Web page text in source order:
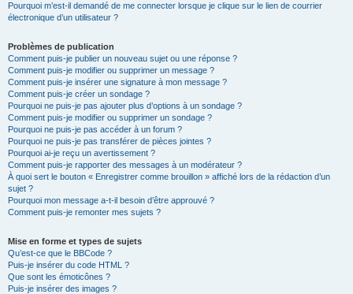
Pourquoi m’est-il demandé de me connecter lorsque je clique sur le lien de courrier
électronique d’un utilisateur ?
Problèmes de publication
Comment puis-je publier un nouveau sujet ou une réponse ?
Comment puis-je modifier ou supprimer un message ?
Comment puis-je insérer une signature à mon message ?
Comment puis-je créer un sondage ?
Pourquoi ne puis-je pas ajouter plus d’options à un sondage ?
Comment puis-je modifier ou supprimer un sondage ?
Pourquoi ne puis-je pas accéder à un forum ?
Pourquoi ne puis-je pas transférer de pièces jointes ?
Pourquoi ai-je reçu un avertissement ?
Comment puis-je rapporter des messages à un modérateur ?
À quoi sert le bouton « Enregistrer comme brouillon » affiché lors de la rédaction d’un
sujet ?
Pourquoi mon message a-t-il besoin d’être approuvé ?
Comment puis-je remonter mes sujets ?
Mise en forme et types de sujets
Qu’est-ce que le BBCode ?
Puis-je insérer du code HTML ?
Que sont les émoticônes ?
Puis-je insérer des images ?